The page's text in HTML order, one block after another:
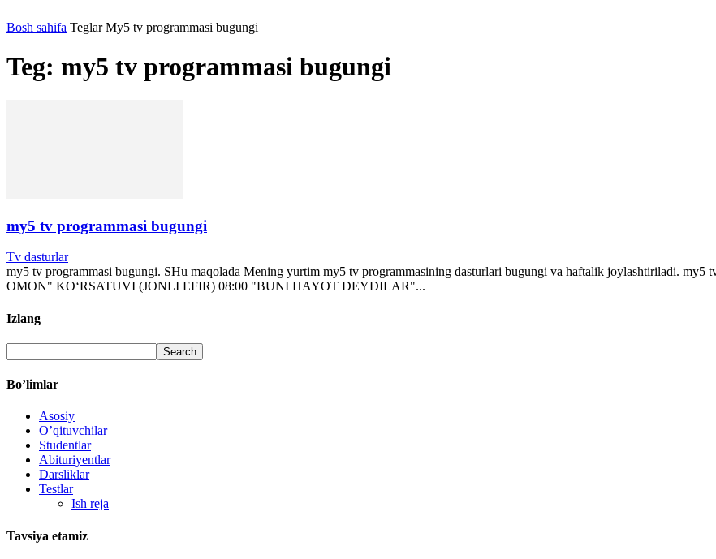
Bosh sahifa Teglar My5 tv programmasi bugungi
Teg: my5 tv programmasi bugungi
my5 tv programmasi bugungi
Tv dasturlar
my5 tv programmasi bugungi. SHu maqolada Mening yurtim my5 tv programmasining dasturlari bugungi va haftalik joylashtiriladi.
OMON" KO‘RSATUVI (JONLI EFIR) 08:00 "BUNI HAYOT DEYDILAR"...
Izlang
Bo’limlar
Asosiy
O’qituvchilar
Studentlar
Abituriyentlar
Darsliklar
Testlar
Ish reja
Tavsiya etamiz